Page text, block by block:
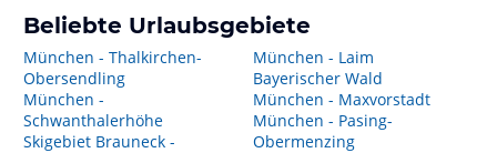
Beliebte Urlaubsgebiete
München - Thalkirchen-
Obersendling
München -
Schwanthalerhöhe
Skigebiet Brauneck -
München - Laim
Bayerischer Wald
München - Maxvorstadt
München - Pasing-
Obermenzing